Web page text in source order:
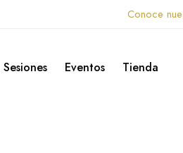
Conoce
Sesiones Eventos Tienda